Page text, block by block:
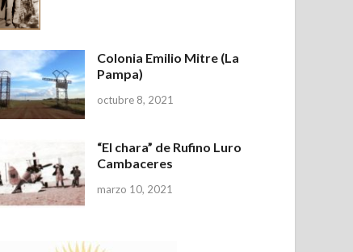
Colonia Emilio Mitre (La
Pampa)
octubre 8, 2021
“El chara” de Rufino Luro
Cambaceres
marzo 10, 2021